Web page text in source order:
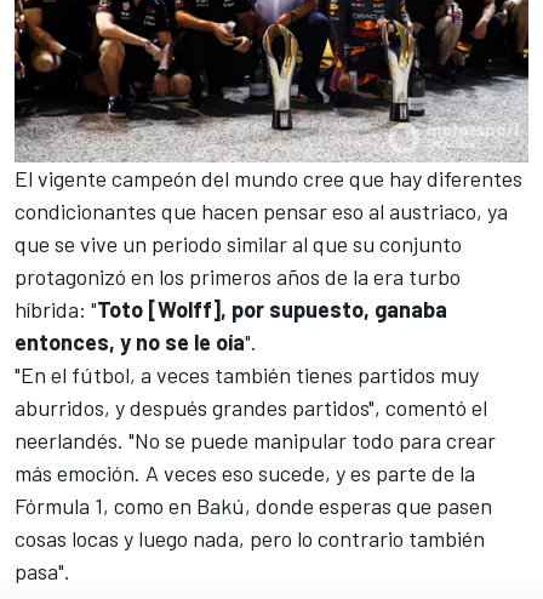
El vigente campeón del mundo cree que hay diferentes
condicionantes que hacen pensar eso al austriaco, ya
que se vive un periodo similar al que su conjunto
protagonizó en los primeros años de la era turbo
híbrida: "Toto [Wolff], por supuesto, ganaba
entonces, y no se le oía".
"En el fútbol, a veces también tienes partidos muy
aburridos, y después grandes partidos", comentó el
neerlandés. "No se puede manipular todo para crear
más emoción. A veces eso sucede, y es parte de la
Fórmula 1, como en Bakú, donde esperas que pasen
cosas locas y luego nada, pero lo contrario también
pasa".